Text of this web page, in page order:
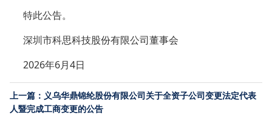
特此公告。
深圳市科思科技股份有限公司董事会
2026年6月4日
上一篇：义乌华鼎锦纶股份有限公司关于全资子公司变更法定代表
人暨完成工商变更的公告